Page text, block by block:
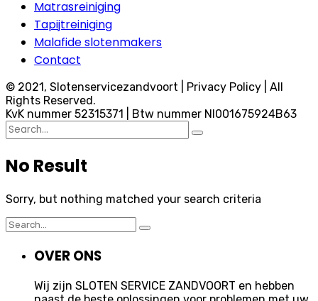
Matrasreiniging
Tapijtreiniging
Malafide slotenmakers
Contact
© 2021, Slotenservicezandvoort | Privacy Policy | All
Rights Reserved.
KvK nummer 52315371 | Btw nummer Nl001675924B63
Search
for:
No Result
Sorry, but nothing matched your search criteria
Search
for:
OVER ONS
Wij zijn SLOTEN SERVICE ZANDVOORT en hebben